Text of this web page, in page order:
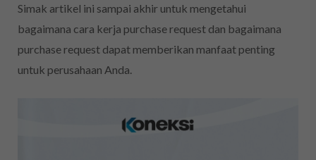
Simak artikel ini sampai akhir untuk mengetahui
bagaimana cara kerja purchase request dan bagaimana
purchase request dapat memberikan manfaat penting
untuk perusahaan Anda.